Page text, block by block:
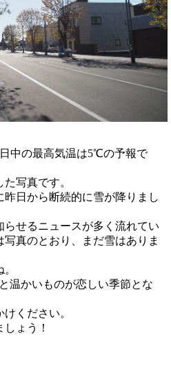
中の最高気温は5℃の予報で
写真です。
日から断続的に雪が降りまし
せるニュースが多く流れてい
真のとおり、まだ雪はありま
温かいものが恋しい季節とな
ください。
ょう！